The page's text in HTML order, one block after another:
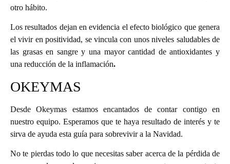
otro hábito.
Los resultados dejan en evidencia el efecto biológico que genera
el vivir en positividad, se vincula con unos niveles saludables de
las grasas en sangre y una mayor cantidad de antioxidantes y
una reducción de la inflamación.
OKEYMAS
Desde Okeymas estamos encantados de contar contigo en
nuestro equipo. Esperamos que te haya resultado de interés y te
sirva de ayuda esta guía para sobrevivir a la Navidad.
No te pierdas todo lo que necesitas saber acerca de la pérdida de